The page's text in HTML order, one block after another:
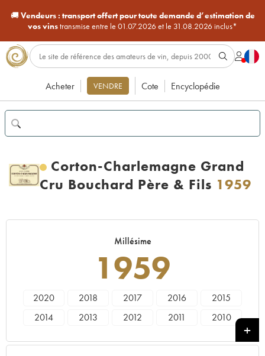
🚚Vendeurs : transport offert pour toute demande d’estimation de
vos vinstransmise entre le 01.07.2026 et le 31.08.2026 inclus*
Acheter VENDRE Cote Encyclopédie
Corton-Charlemagne Grand
Cru Bouchard Père & Fils 1959
Millésime
1959
2020 2018 2017 2016
2015
2014
2013 2012 2011
2010